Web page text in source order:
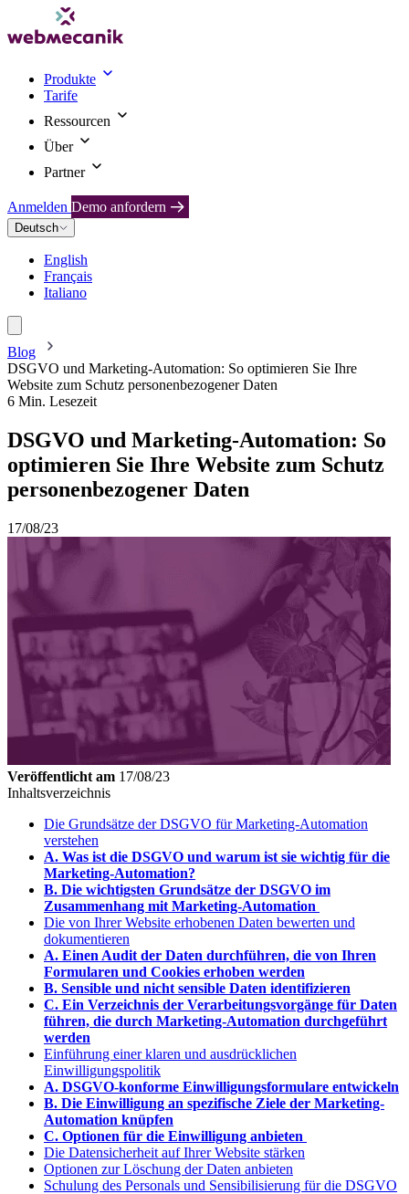
Produkte
Tarife
Ressourcen
Über
Partner
Anmelden Demo anfordern
Deutsch
English
Français
Italiano
Blog
DSGVO und Marketing-Automation: So optimieren Sie Ihre
Website zum Schutz personenbezogener Daten
6 Min. Lesezeit
DSGVO und Marketing-Automation: So
optimieren Sie Ihre Website zum Schutz
personenbezogener Daten
17/08/23
Veröffentlicht am 17/08/23
Inhaltsverzeichnis
Die Grundsätze der DSGVO für Marketing-Automation
verstehen
A. Was ist die DSGVO und warum ist sie wichtig für die
Marketing-Automation?
B. Die wichtigsten Grundsätze der DSGVO im
Zusammenhang mit Marketing-Automation
Die von Ihrer Website erhobenen Daten bewerten und
dokumentieren
A. Einen Audit der Daten durchführen, die von Ihren
Formularen und Cookies erhoben werden
B. Sensible und nicht sensible Daten identifizieren
C. Ein Verzeichnis der Verarbeitungsvorgänge für Daten
führen, die durch Marketing-Automation durchgeführt
werden
Einführung einer klaren und ausdrücklichen
Einwilligungspolitik
A. DSGVO-konforme Einwilligungsformulare entwickeln
B. Die Einwilligung an spezifische Ziele der Marketing-
Automation knüpfen
C. Optionen für die Einwilligung anbieten
Die Datensicherheit auf Ihrer Website stärken
Optionen zur Löschung der Daten anbieten
Schulung des Personals und Sensibilisierung für die DSGVO